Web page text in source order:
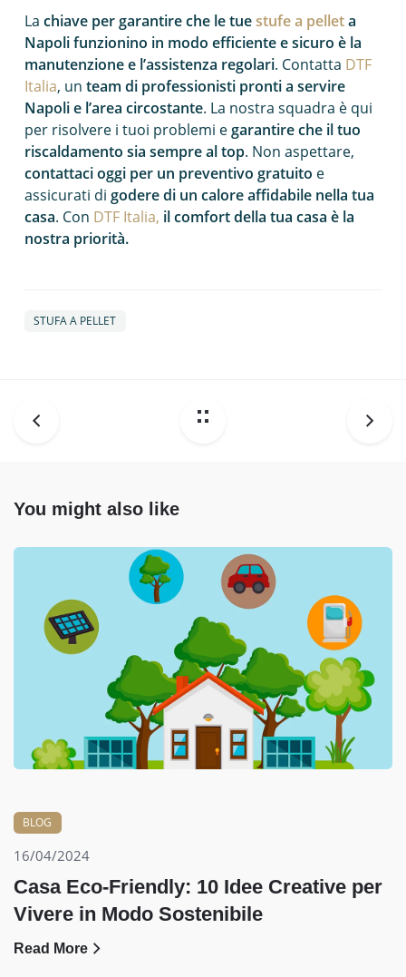
La chiave per garantire che le tuestufe a pelleta
Napoli funzionino in modo efficiente e sicuro è la
manutenzione e l’assistenza regolari. Contatta DTF
Italia, un team di professionisti pronti a servire
Napoli e l’area circostante. La nostra squadra è qui
per risolvere i tuoi problemi egarantire che il tuo
riscaldamento sia sempre al top. Non aspettare,
contattaci oggi per un preventivo gratuito e
assicurati di godere di un calore affidabile nella tua
casa. Con DTF Italia, il comfort della tua casa è la
nostra priorità.
STUFA A PELLET
You might also like
BLOG
16/04/2024
Casa Eco-Friendly: 10 Idee Creative per
Vivere in Modo Sostenibile
Read More